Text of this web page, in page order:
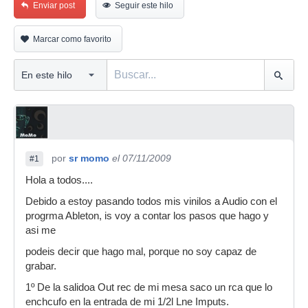
Enviar post Seguir este hilo
Marcar como favorito
#1 por sr momo el 07/11/2009
Hola a todos....
Debido a estoy pasando todos mis vinilos a Audio con el
progrma Ableton, is voy a contar los pasos que hago y
asi me
podeis decir que hago mal, porque no soy capaz de
grabar.
1º De la salidoa Out rec de mi mesa saco un rca que lo
enchcufo en la entrada de mi 1/2l Lne Imputs.